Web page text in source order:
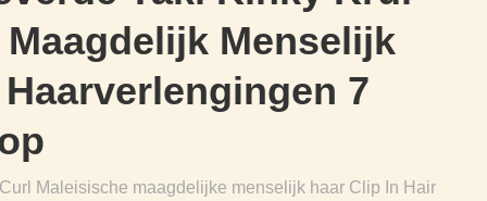
Menselijk
7
Maleisische maagdelijke menselijk haar Clip In Hair